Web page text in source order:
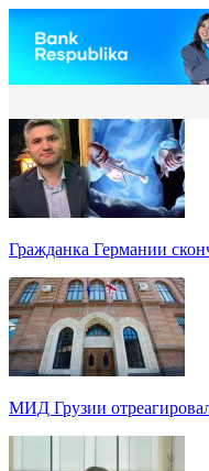
Гражданка Германии
МИД Грузии